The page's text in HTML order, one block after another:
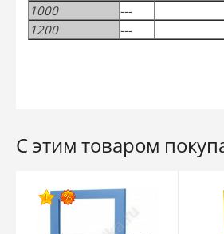
1000
---
1200
---
С этим товаром